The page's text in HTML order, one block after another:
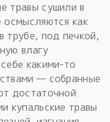
травы сушили в
осмысляются как
трубе, под печкой,
влагу
какими-то
— собранные
достаточной
купальские травы